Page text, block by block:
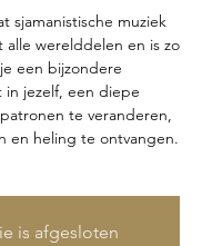
sjamanistische muziek
alle werelddelen en is zo
een bijzondere
in jezelf, een diepe
te veranderen,
en heling te ontvangen.
is afgesloten